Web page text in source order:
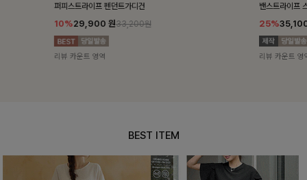
밴스트라이프 스트링원피스
25%35,100 원46,800원
리뷰 카운트 영역
[5천장돌파/
10%
리뷰 카운트 영
BEST ITEM